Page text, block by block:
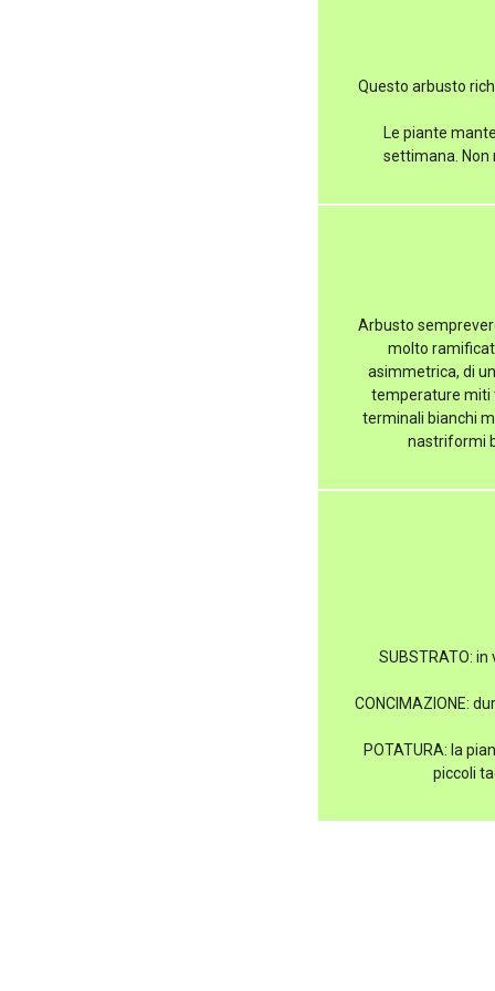
Questo arbusto
Le piante
settimana. Non
Arbusto
molto
asimmetrica, di
temperature miti
terminali bianchi
nastriformi
SUBSTRATO:
CONCIMAZIONE:
POTATURA: la
piccoli